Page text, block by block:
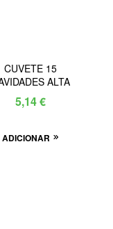
CUVETE 15
ALTA
5,14€
ADICIONAR